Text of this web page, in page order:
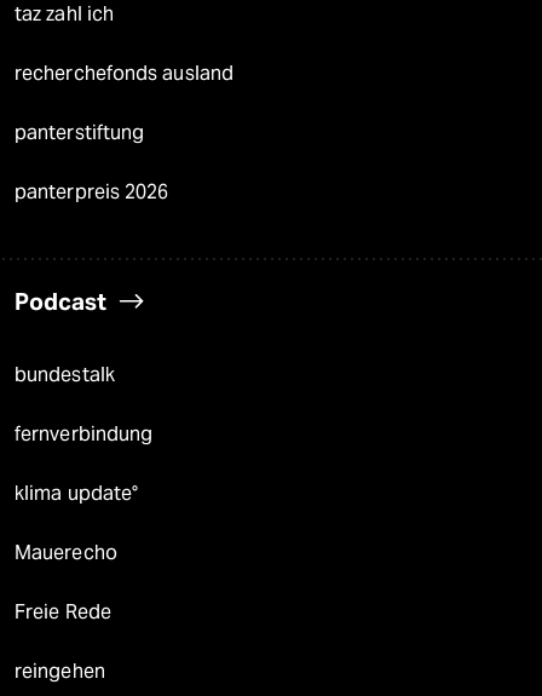
taz zahl ich
recherchefonds ausland
panterstiftung
panterpreis 2026
Podcast
bundestalk
fernverbindung
klima update°
Mauerecho
Freie Rede
reingehen